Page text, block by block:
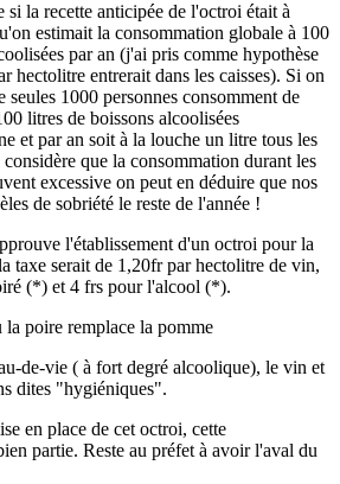
si la recette anticipée de l'octroi était à
estimait la consommation globale à 100
par an (j'ai pris comme hypothèse
hectolitre entrerait dans les caisses). Si on
seules 1000 personnes consomment de
litres de boissons alcoolisées
et par an soit à la louche un litre tous les
que la consommation durant les
excessive on peut en déduire que nos
de sobriété le reste de l'année !
l'établissement d'un octroi pour la
taxe serait de 1,20fr par hectolitre de vin,
(*) et 4 frs pour l'alcool (*).
poire remplace la pomme
de-vie ( à fort degré alcoolique), le vin et
dites "hygiéniques".
en place de cet octroi, cette
partie. Reste au préfet à avoir l'aval du